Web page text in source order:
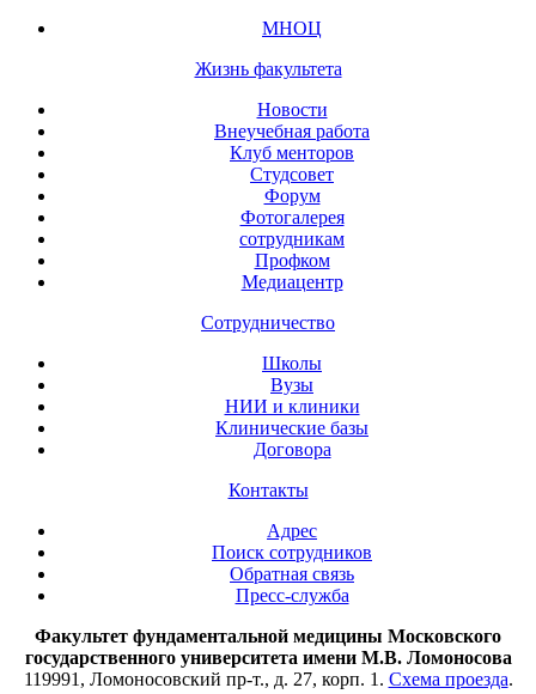
МНОЦ
Жизнь факультета
Новости
Внеучебная работа
Клуб менторов
Студсовет
Форум
Фотогалерея
сотрудникам
Профком
Медиацентр
Сотрудничество
Школы
Вузы
НИИ и клиники
Клинические базы
Договора
Контакты
Адрес
Поиск сотрудников
Обратная связь
Пресс-служба
Факультет фундаментальной медицины Московского
государственного университета имени М.В. Ломоносова
119991, Ломоносовский пр-т., д. 27, корп. 1. Схема проезда.